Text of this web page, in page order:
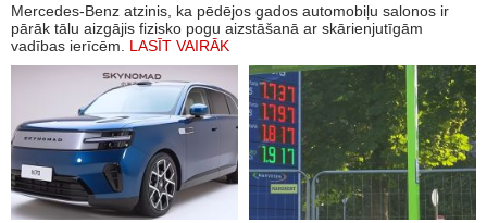
Mercedes-Benz atzinis, ka pēdējos gados automobiļu salonos ir
pārāk tālu aizgājis fizisko pogu aizstāšanā ar skārienjutīgām
vadības ierīcēm. LASĪT VAIRĀK